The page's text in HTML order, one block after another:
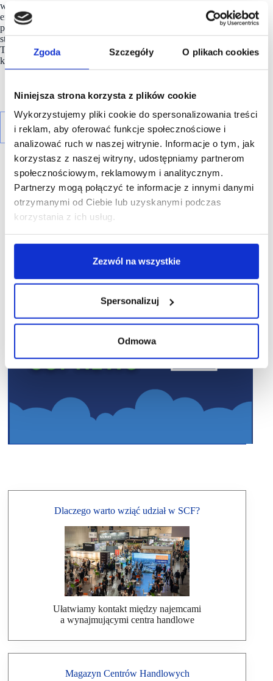
Zgoda Szczegóły O plikach cookies
Niniejsza strona korzysta z plików cookie
Wykorzystujemy pliki cookie do spersonalizowania treści
i reklam, aby oferować funkcje społecznościowe i
analizować ruch w naszej witrynie. Informacje o tym, jak
korzystasz z naszej witryny, udostępniamy partnerom
społecznościowym, reklamowym i analitycznym.
Partnerzy mogą połączyć te informacje z innymi danymi
otrzymanymi od Ciebie lub uzyskanymi podczas
korzystania z ich usług.
Zezwól na wszystkie
Spersonalizuj
Odmowa
w 211 salonach w całej Polsce oraz w sklepie internetowym
emonnari.pl. Każda konstrukcja powstaje z myślą o figurach
polskich kobiet, dlatego też w salonach
stylizacje stworzą Panie noszące rozmiary 36 – 46.
Ta rozmaitość sprawia, że marka jest dostępna dla każdej
kobiety chcącej poczuć się wyjątkowo.
R E K L A M A
Dlaczego warto wziąć udział w SCF?
Ułatwiamy kontakt między najemcami
a wynajmującymi centra handlowe
Magazyn Centrów Handlowych